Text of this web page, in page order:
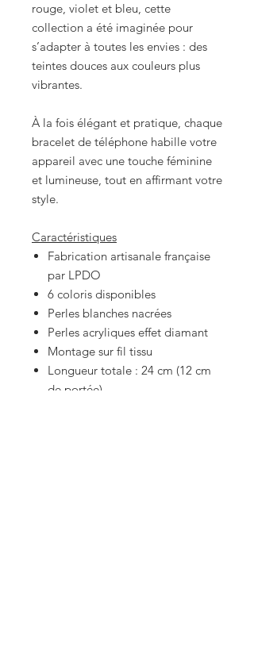
rouge, violet et bleu, cette
collection a été imaginée pour
s’adapter à toutes les envies : des
teintes douces aux couleurs plus
vibrantes.
À la fois élégant et pratique, chaque
bracelet de téléphone habille votre
appareil avec une touche féminine
et lumineuse, tout en affirmant votre
style.
Caractéristiques
Fabrication artisanale française
par LPDO
6 coloris disponibles
Perles blanches nacrées
Perles acryliques effet diamant
Montage sur fil tissu
Longueur totale : 24 cm (12 cm
de portée)